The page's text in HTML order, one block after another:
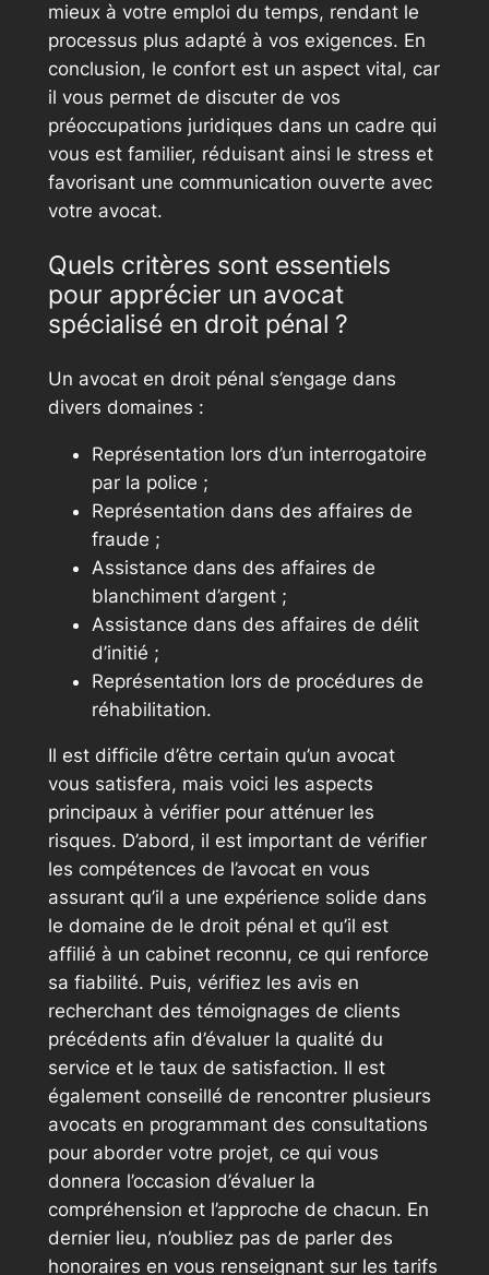
mieux à votre emploi du temps, rendant le
processus plus adapté à vos exigences. En
conclusion, le confort est un aspect vital, car
il vous permet de discuter de vos
préoccupations juridiques dans un cadre qui
vous est familier, réduisant ainsi le stress et
favorisant une communication ouverte avec
votre avocat.
Quels critères sont essentiels
pour apprécier un avocat
spécialisé en droit pénal ?
Un avocat en droit pénal s’engage dans
divers domaines :
Représentation lors d’un interrogatoire
par la police ;
Représentation dans des affaires de
fraude ;
Assistance dans des affaires de
blanchiment d’argent ;
Assistance dans des affaires de délit
d’initié ;
Représentation lors de procédures de
réhabilitation.
Il est difficile d’être certain qu’un avocat
vous satisfera, mais voici les aspects
principaux à vérifier pour atténuer les
risques. D’abord, il est important de vérifier
les compétences de l’avocat en vous
assurant qu’il a une expérience solide dans
le domaine de le droit pénal et qu’il est
affilié à un cabinet reconnu, ce qui renforce
sa fiabilité. Puis, vérifiez les avis en
recherchant des témoignages de clients
précédents afin d’évaluer la qualité du
service et le taux de satisfaction. Il est
également conseillé de rencontrer plusieurs
avocats en programmant des consultations
pour aborder votre projet, ce qui vous
donnera l’occasion d’évaluer la
compréhension et l’approche de chacun. En
dernier lieu, n’oubliez pas de parler des
honoraires en vous renseignant sur les tarifs